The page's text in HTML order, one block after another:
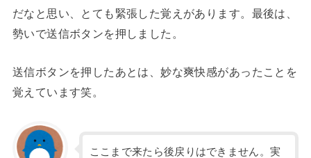
だなと思い、とても緊張した覚えがあります。最後は、
勢いで送信ボタンを押しました。
送信ボタンを押したあとは、妙な爽快感があったことを
覚えています笑。
ここまで来たら後戻りはできません。実